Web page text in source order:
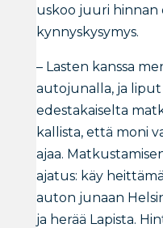
uskoo juuri hinnan
kynnyskysymys.
– Lasten kanssa
autojunalla, ja
edestakaiselta
kallista, että moni
ajaa.
ajatus: käy
auton junaan
ja herää Lapista.